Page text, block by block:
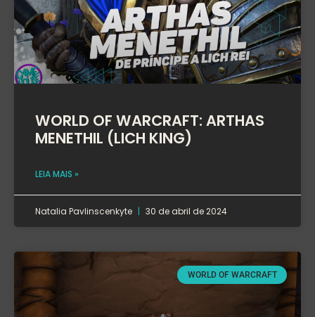
WORLD OF WARCRAFT: ARTHAS
MENETHIL (LICH KING)
LEIA MAIS »
Natalia Pavlinscenkyte 30 de abril de 2024
WORLD OF WARCRAFT